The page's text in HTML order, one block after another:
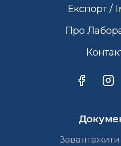
Експорт /
Про
Завантажити